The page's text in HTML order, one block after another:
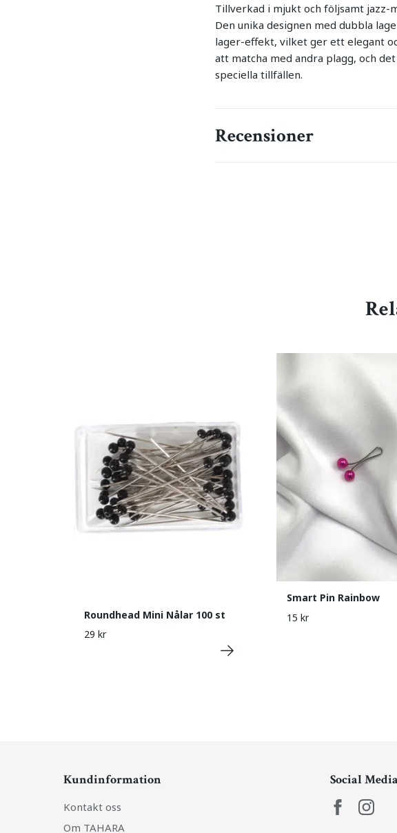
Tillverkad i mjukt och följsamt
Den unika designen med dubbla
lager-effekt, vilket ger ett elegant
att matcha med andra plagg, och
speciella tillfällen.
Recensioner
Roundhead Mini Nålar 100 st
29 kr
Smart Pin Rainbow
15 kr
Kundinformation
Kontakt oss
Om TAHARA
Social Media